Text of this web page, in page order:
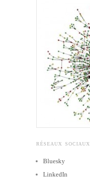
RÉSEAUX SOCIAUX
Bluesky
LinkedIn